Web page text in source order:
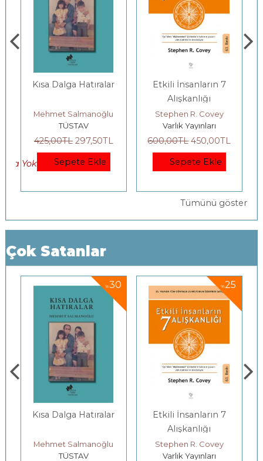
Yok)
Kısa Dalga Hatıralar
Mehmet Salmanoğlu
TÜSTAV
425,00TL 297,50TL
Sepete Ekle
Etkili İnsanların 7
Alışkanlığı
Stephen R. Covey
Varlık Yayınları
600,00TL 450,00TL
Sepete Ekle
Tümünü göster
Çok Satanlar
%30
Kısa Dalga Hatıralar
Mehmet Salmanoğlu
TÜSTAV
%25
Etkili İnsanların 7
Alışkanlığı
Stephen R. Covey
Varlık Yayınları